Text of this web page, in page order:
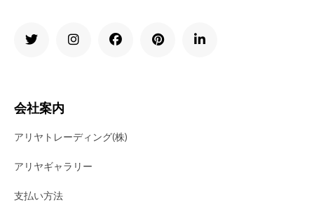
会社案内
アリヤトレーディング(株)
アリヤギャラリー
支払い方法